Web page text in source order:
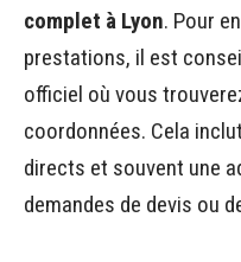
complet à Lyon. Pour
prestations, il est
officiel où vous
coordonnées. Cela
directs et souvent une
demandes de devis ou